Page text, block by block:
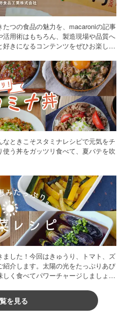
つの食品の魅力を、macaroniの記事
用術はもちろん、製造現場や品質へ
きになるコンテンツをぜひお楽しみ
ときこそスタミナレシピで元気をチ
う丼をガッツリ食べて、夏バテを吹
した！今回はきゅうり、トマト、ズ
介します。太陽の光をたっぷりあび
く食べてパワーチャージしましょう
を見る